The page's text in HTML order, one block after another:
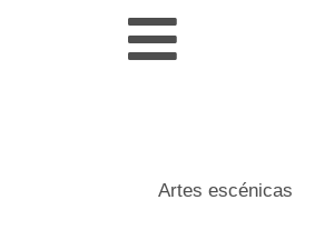
Artes escénicas